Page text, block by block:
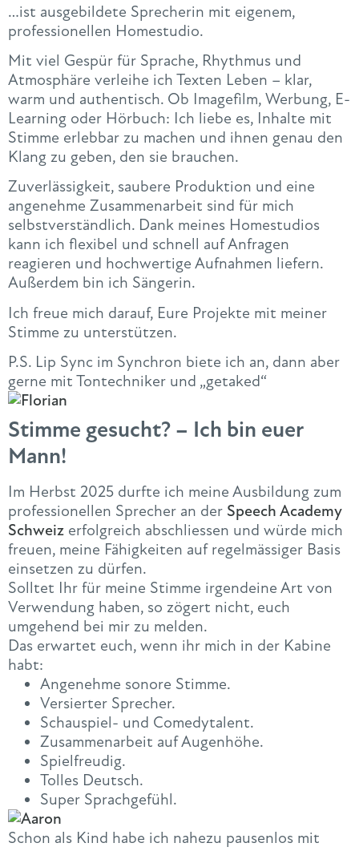
…ist ausgebildete Sprecherin mit eigenem,
professionellen Homestudio.
Mit viel Gespür für Sprache, Rhythmus und
Atmosphäre verleihe ich Texten Leben – klar,
warm und authentisch. Ob Imagefilm, Werbung, E-
Learning oder Hörbuch: Ich liebe es, Inhalte mit
Stimme erlebbar zu machen und ihnen genau den
Klang zu geben, den sie brauchen.
Zuverlässigkeit, saubere Produktion und eine
angenehme Zusammenarbeit sind für mich
selbstverständlich. Dank meines Homestudios
kann ich flexibel und schnell auf Anfragen
reagieren und hochwertige Aufnahmen liefern.
Außerdem bin ich Sängerin.
Ich freue mich darauf, Eure Projekte mit meiner
Stimme zu unterstützen.
P.S. Lip Sync im Synchron biete ich an, dann aber
gerne mit Tontechniker und „getaked“
Stimme gesucht? – Ich bin euer
Mann!
Im Herbst 2025 durfte ich meine Ausbildung zum
professionellen Sprecher an der Speech Academy
Schweiz erfolgreich abschliessen und würde mich
freuen, meine Fähigkeiten auf regelmässiger Basis
einsetzen zu dürfen.
Solltet Ihr für meine Stimme irgendeine Art von
Verwendung haben, so zögert nicht, euch
umgehend bei mir zu melden.
Das erwartet euch, wenn ihr mich in der Kabine
habt:
Angenehme sonore Stimme.
Versierter Sprecher.
Schauspiel- und Comedytalent.
Zusammenarbeit auf Augenhöhe.
Spielfreudig.
Tolles Deutsch.
Super Sprachgefühl.
Schon als Kind habe ich nahezu pausenlos mit